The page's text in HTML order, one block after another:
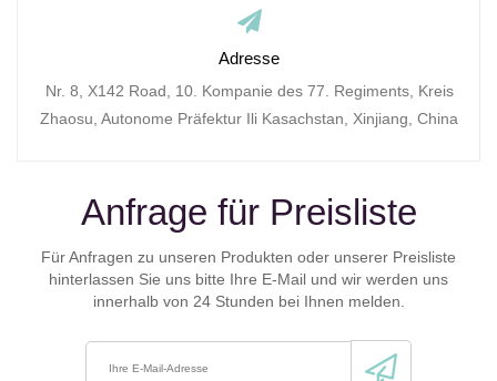
Adresse
Nr. 8, X142 Road, 10. Kompanie des 77. Regiments, Kreis
Zhaosu, Autonome Präfektur Ili Kasachstan, Xinjiang, China
Anfrage für Preisliste
Für Anfragen zu unseren Produkten oder unserer Preisliste
hinterlassen Sie uns bitte Ihre E-Mail und wir werden uns
innerhalb von 24 Stunden bei Ihnen melden.